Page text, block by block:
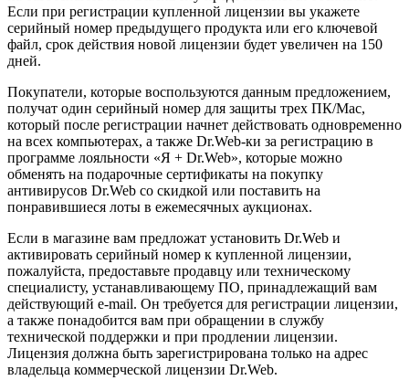
Если при регистрации купленной лицензии вы укажете
серийный номер предыдущего продукта или его ключевой
файл, срок действия новой лицензии будет увеличен на 150
дней.
Покупатели, которые воспользуются данным предложением,
получат один серийный номер для защиты трех ПК/Мас,
который после регистрации начнет действовать одновременно
на всех компьютерах, а также Dr.Web-ки за регистрацию в
программе лояльности «Я + Dr.Web», которые можно
обменять на подарочные сертификаты на покупку
антивирусов Dr.Web со скидкой или поставить на
понравившиеся лоты в ежемесячных аукционах.
Если в магазине вам предложат установить Dr.Web и
активировать серийный номер к купленной лицензии,
пожалуйста, предоставьте продавцу или техническому
специалисту, устанавливающему ПО, принадлежащий вам
действующий e-mail. Он требуется для регистрации лицензии,
а также понадобится вам при обращении в службу
технической поддержки и при продлении лицензии.
Лицензия должна быть зарегистрирована только на адрес
владельца коммерческой лицензии Dr.Web.